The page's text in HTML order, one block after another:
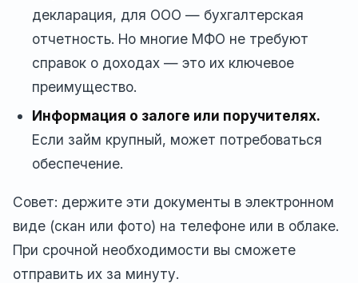
декларация, для ООО — бухгалтерская
отчетность. Но многие МФО не требуют
справок о доходах — это их ключевое
преимущество.
Информация о залоге или поручителях.
Если займ крупный, может потребоваться
обеспечение.
Совет: держите эти документы в электронном
виде (скан или фото) на телефоне или в облаке.
При срочной необходимости вы сможете
отправить их за минуту.